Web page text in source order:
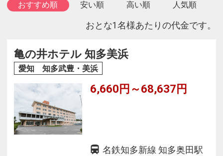
おすすめ順 安い順 高い順 人気順
おとな1名様あたりの代金です。
亀の井ホテル 知多美浜
愛知 知多武豊・美浜
6,660円～68,637円
名鉄知多新線 知多奥田駅